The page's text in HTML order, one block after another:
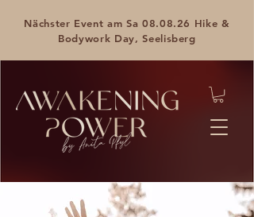
Nächster Event am Sa 08.08.26 Hike &
Bodywork Day, Seelisberg